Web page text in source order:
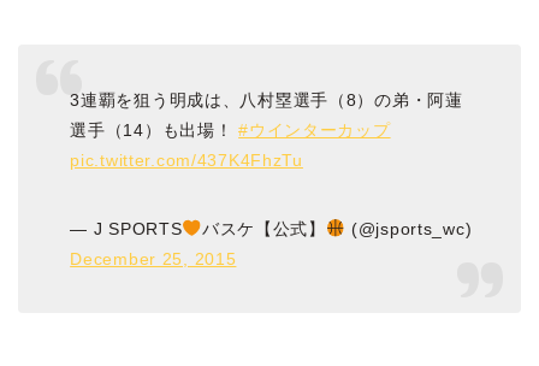
3連覇を狙う明成は、八村塁選手（8）の弟・阿蓮
選手（14）も出場！#ウインターカップ
pic.twitter.com/437K4FhzTu
— J SPORTS バスケ【公式】
(@jsports_wc)
December 25, 2015